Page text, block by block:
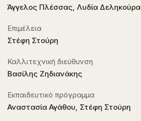
Άγγελος Πλέσσας, Λυδία Δεληκούρα
Επιμέλεια
Στέφη Στούρη
Καλλιτεχνική διεύθυνση
Βασίλης Ζηδιανάκης
Εκπαιδευτικό πρόγραμμα
Αναστασία Αγάθου, Στέφη Στούρη